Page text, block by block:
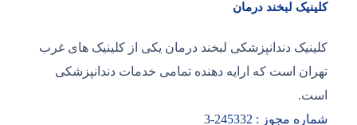
کلینیک لبخند درمان
کلینیک دندانپزشکی لبخند درمان یکی از کلینیک های غرب
تهران است که ارایه دهنده تمامی خدمات دندانپزشکی
است.
شماره مجوز : 245332-3